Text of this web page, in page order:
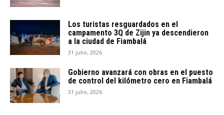
Los turistas resguardados en el
campamento 3Q de Zijin ya descendieron
a la ciudad de Fiambalá
31 julio, 2026
Gobierno avanzará con obras en el puesto
de control del kilómetro cero en Fiambalá
31 julio, 2026